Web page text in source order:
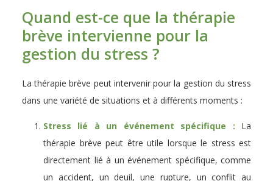
Quand est-ce que la thérapie
brève intervienne pour la
gestion du stress ?
La thérapie brève peut intervenir pour la gestion du stress
dans une variété de situations et à différents moments :
Stress lié à un événement spécifique : La
thérapie brève peut être utile lorsque le stress est
directement lié à un événement spécifique, comme
un accident, un deuil, une rupture, un conflit au